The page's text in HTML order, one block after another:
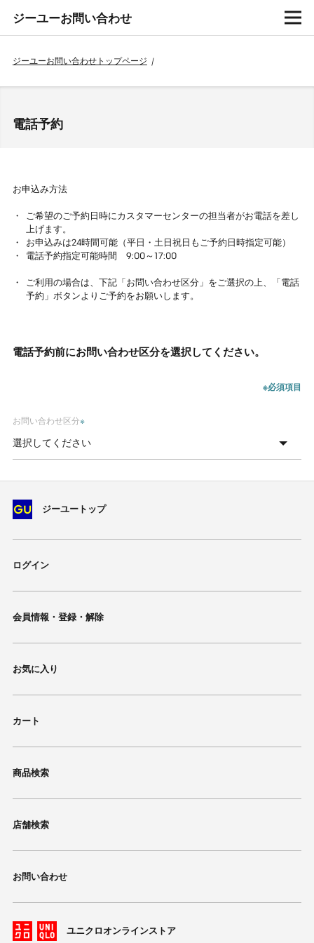
ジーユーお問い合わせ
ジーユーお問い合わせトップページ /
電話予約
お申込み方法
ご希望のご予約日時にカスタマーセンターの担当者がお電話を差し
上げます。
お申込みは24時間可能（平日・土日祝日もご予約日時指定可能）
電話予約指定可能時間 9:00～17:00
ご利用の場合は、下記「お問い合わせ区分」をご選択の上、「電話
予約」ボタンよりご予約をお願いします。
電話予約前にお問い合わせ区分を選択してください。
※必須項目
お問い合わせ区分※
ジーユートップ
ログイン
会員情報・登録・解除
お気に入り
カート
商品検索
店舗検索
お問い合わせ
ユニクロオンラインストア